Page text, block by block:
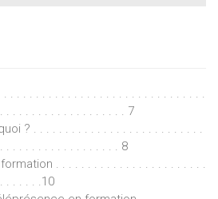
. . . . . . . . . . . . . . . . . . . . . . . . . . . . . . .
. . . . . . . . . . . . . . . . . . . 7
? . . . . . . . . . . . . . . . . . . . . . . . . . . .
. . . . . . . . . . . . . . . . . . 8
. . . . . . . . . . . . . . . . . . . . . . . .
. . . . . .10